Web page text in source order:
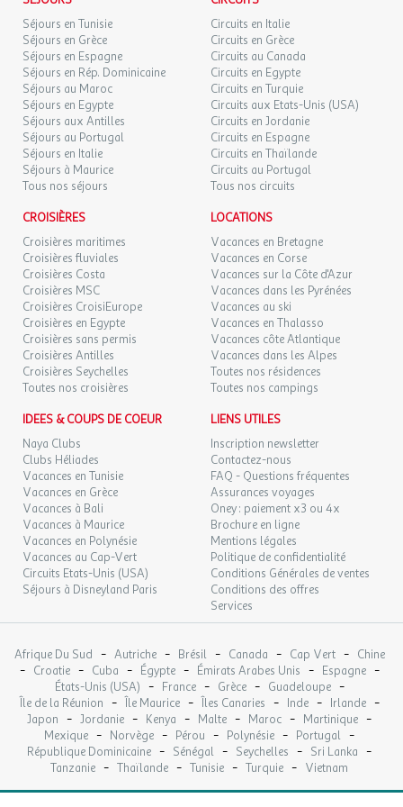
Envie d'un retour à l'essentiel ? Hébergement Insolite et
confortable en toile et bois, la Wood Lodge est équipée de 2
chambres avec kitchenette et salle de bain , la solution idéale
pour passer des vacances familiales en tente jusqu'à 4
personnes.
Le logement comprend :
Réfrigérateur, plaques de cuisson, cafetière, vaisselle
Salon de jardin
Les couvertures et oreillers sont fournis (draps en option)
Animaux Admis : Animaux : acceptés sous conditions
Nombre Salle de bain : 1
Surface (m²) : 27
Terrasse
Nombre de pièces : 2
Cuisine : 1
Réfrigérateur : 1
Nombre de wc : 1
Micro-ondes
Plaque de cuisson : 1
Logement non fumeur
Ancienneté : 2022
Salon de jardin
Table extérieure.
La destination
Bienvenue à Audenge, entre bassin d'Arcachon, nature préservée
et traditions ostréicoles
Située sur la rive nord-est du bassin d'Arcachon, en Gironde,
Audenge est une destination paisible qui séduit par ses paysages
naturels, son port pittoresque et son art de vivre authentique.
Entre marais, plages tranquilles et sentiers de randonnée,
Audenge offre un cadre idéal pour des vacances ressourçantes
en pleine nature.
Un littoral calme et familial
Audenge borde le bassin d'Arcachon, avec ses paysages typiques
Séjours en Tunisie
Séjours en Grèce
Séjours en Espagne
Séjours en Rép. Dominicaine
Séjours au Maroc
Séjours en Egypte
Séjours aux Antilles
Séjours au Portugal
Séjours en Italie
Séjours à Maurice
Tous nos séjours
Circuits en Italie
Circuits en Grèce
Circuits au Canada
Circuits en Egypte
Circuits en Turquie
Circuits aux Etats-Unis (USA)
Circuits en Jordanie
Circuits en Espagne
Circuits en Thaïlande
Circuits au Portugal
Tous nos circuits
CROISIÈRES
Croisières maritimes
Croisières fluviales
Croisières Costa
Croisières MSC
Croisières CroisiEurope
Croisières en Egypte
Croisières sans permis
Croisières Antilles
Croisières Seychelles
Toutes nos croisières
LOCATIONS
Vacances en Bretagne
Vacances en Corse
Vacances sur la Côte d'Azur
Vacances dans les Pyrénées
Vacances au ski
Vacances en Thalasso
Vacances côte Atlantique
Vacances dans les Alpes
Toutes nos résidences
Toutes nos campings
IDEES & COUPS DE COEUR
Naya Clubs
Clubs Héliades
Vacances en Tunisie
Vacances en Grèce
Vacances à Bali
Vacances à Maurice
Vacances en Polynésie
Vacances au Cap-Vert
Circuits Etats-Unis (USA)
Séjours à Disneyland Paris
LIENS UTILES
Inscription newsletter
Contactez-nous
FAQ - Questions fréquentes
Assurances voyages
Oney : paiement x3 ou 4x
Brochure en ligne
Mentions légales
Politique de confidentialité
Conditions Générales de ventes
Conditions des offres
Services
Afrique Du Sud - Autriche - Brésil - Canada - Cap Vert - Chine
- Croatie - Cuba - Égypte - Émirats Arabes Unis - Espagne -
États-Unis (USA) - France - Grèce - Guadeloupe -
Île de la Réunion - Île Maurice - Îles Canaries - Inde - Irlande -
Japon - Jordanie - Kenya - Malte - Maroc - Martinique -
Mexique - Norvège - Pérou - Polynésie - Portugal -
République Dominicaine - Sénégal - Seychelles - Sri Lanka -
Tanzanie - Thaïlande - Tunisie - Turquie - Vietnam